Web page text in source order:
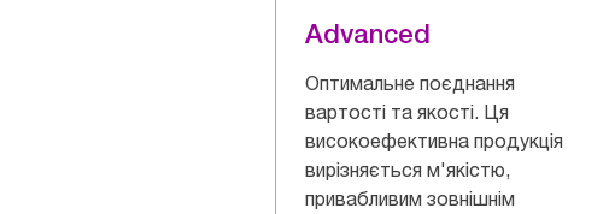
Advanced
Оптимальне поєднання
вартості та якості. Ця
високоефективна продукція
вирізняється м'якістю,
привабливим зовнішнім